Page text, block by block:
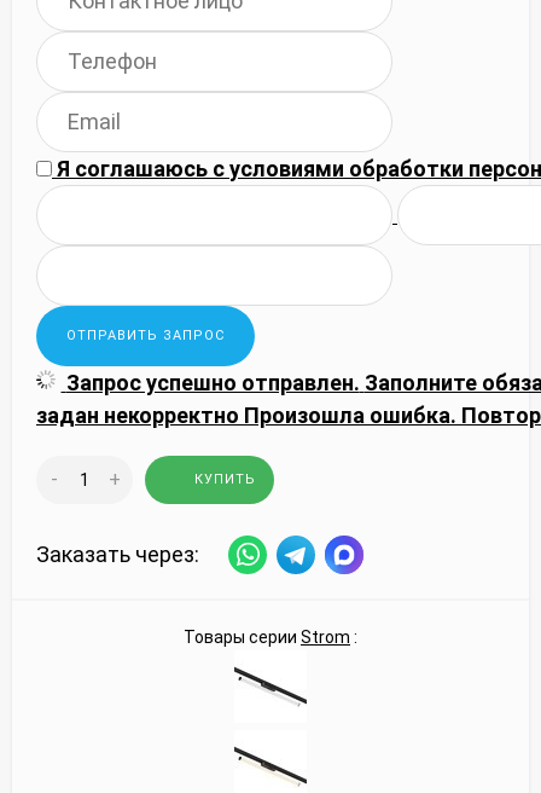
Я соглашаюсь сусловиями обработки
Запрос успешно отправлен. Заполните
задан некорректно Произошла ошибка.
- + КУПИТЬ
Заказать через:
Товары серии Strom :